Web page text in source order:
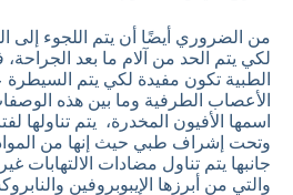
من الضروري أيضًا أن يتم اللجوء إلى
لكي يتم الحد من آلام ما بعد
الطبية تكون مفيدة لكي يتم
الأعصاب الطرفية وما بين هذه
اسمها الأفيون المخدرة، يتم تناولها
وتحت إشراف طبي حيث إنها من
جانبها يتم تناول مضادات الالتهابات
والتي من أبرزها الإيبوبروفين